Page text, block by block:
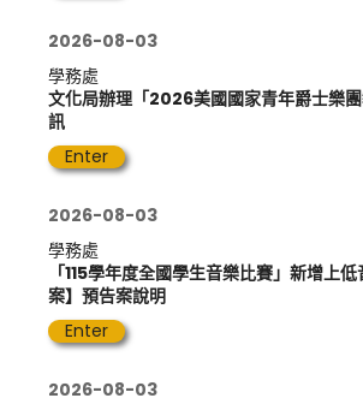
2026-08-03
學務處
文化局辦理「2026美國國家青年爵士樂
訊
Enter
2026-08-03
學務處
「115學年度全國學生音樂比賽」新增上
案】預告案說明
Enter
2026-08-03